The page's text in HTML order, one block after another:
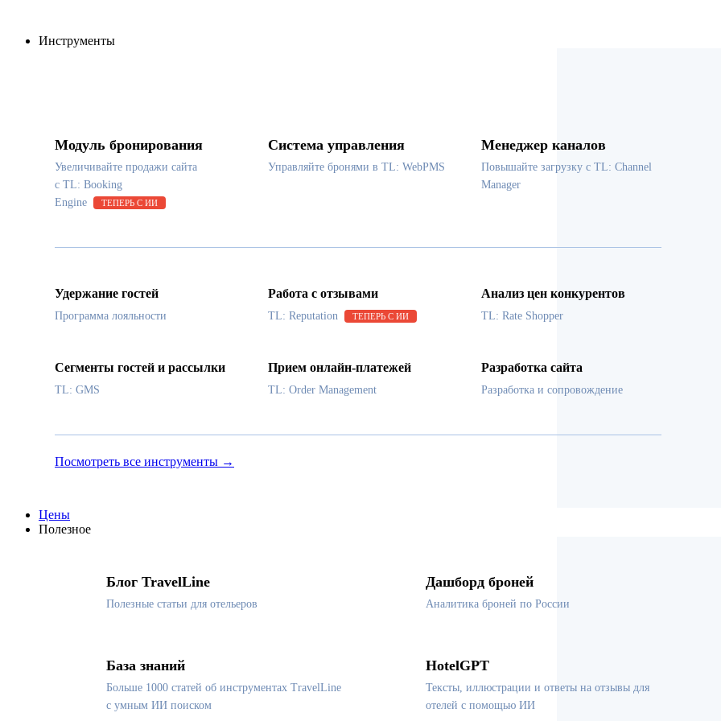
Инструменты
Модуль бронирования
Увеличивайте продажи сайта
с TL: Booking
Engine
ТЕПЕРЬ С ИИ
Система управления
Управляйте бронями в TL: WebPMS
Менеджер каналов
Повышайте загрузку с TL: Channel
Manager
Удержание гостей
Программа лояльности
Работа с отзывами
TL: Reputation ТЕПЕРЬ С ИИ
Анализ цен конкурентов
TL: Rate Shopper
Сегменты гостей и рассылки
TL: GMS
Прием онлайн-платежей
TL: Order Management
Разработка сайта
Разработка и сопровождение
Посмотреть все инструменты →
Цены
Полезное
Блог TravelLine
Полезные статьи для отельеров
Дашборд броней
Аналитика броней по России
База знаний
Больше 1000 статей об инструментах TravelLine
с умным ИИ поиском
HotelGPT
Тексты, иллюстрации и ответы на отзывы для
отелей с помощью ИИ